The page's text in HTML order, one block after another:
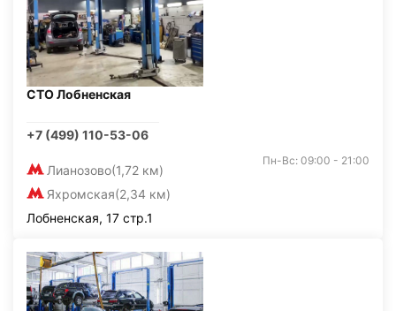
СТО Лобненская
+7 (499) 110-53-06
Лианозово(1,72 км)
Яхромская(2,34 км)
Пн-Вс: 09:00 - 21:00
Лобненская, 17 стр.1